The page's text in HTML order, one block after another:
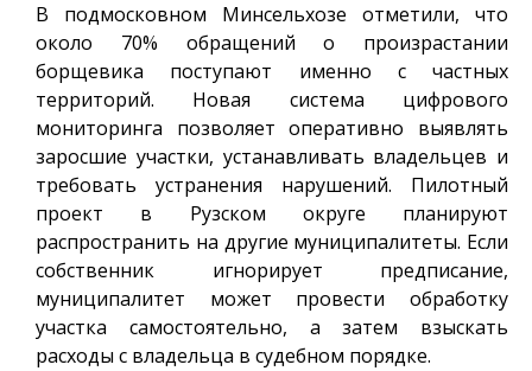
В подмосковном Минсельхозе отметили, что
около 70% обращений о произрастании
борщевика поступают именно с частных
территорий. Новая система цифрового
мониторинга позволяет оперативно выявлять
заросшие участки, устанавливать владельцев и
требовать устранения нарушений. Пилотный
проект в Рузском округе планируют
распространить на другие муниципалитеты. Если
собственник игнорирует предписание,
муниципалитет может провести обработку
участка самостоятельно, а затем взыскать
расходы с владельца в судебном порядке.